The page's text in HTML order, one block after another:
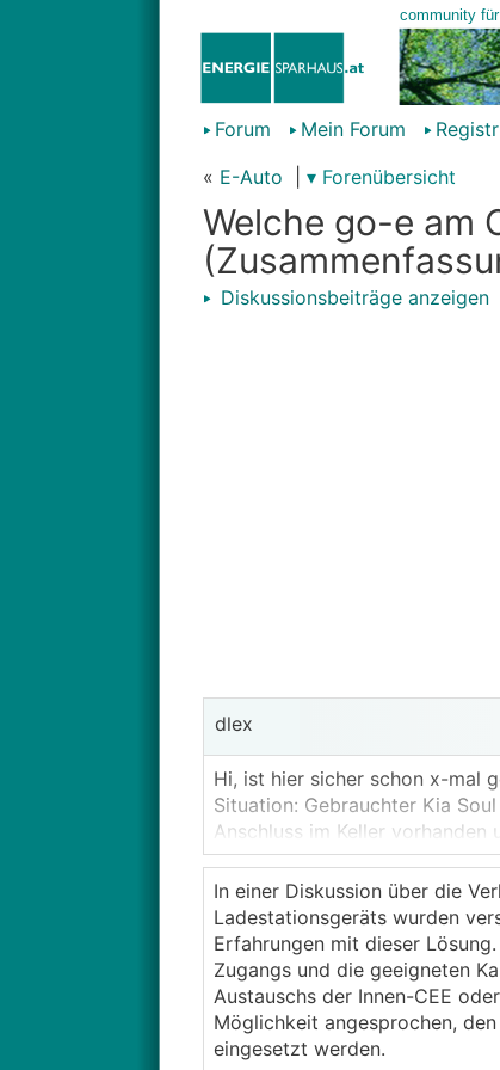
Forum Mein Forum
« E-Auto ▾ Forenübersicht
Welche go-e am
Diskussionsbeiträge anzeigen
dlex
Hi, ist hier sicher schon x-mal
Situation: Gebrauchter Kia
Anschluss im Keller
entfernt(gegenüber).
Mein Plan: Go-e 11kw (flex)
durch die Wand führen und
mitgelieferten Kabel dran
Geht das? Was haltet Ihr
Ich hab zwar eine Huawei
Go-e verwenden. Welche Go-
Homeassistant + EVCC sind
In einer Diskussion über die
Ladestationsgeräts wurden
Erfahrungen mit dieser
Zugangs und die geeigneten
Austauschs der Innen-CEE
Möglichkeit angesprochen,
eingesetzt werden.